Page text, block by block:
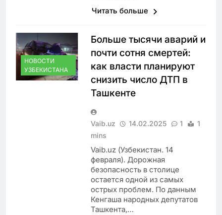
Читать больше
НОВОСТИ
УЗБЕКИСТАНА
Больше тысячи аварий и
почти сотня смертей:
как власти планируют
снизить число ДТП в
Ташкенте
Vaib.uz 14.02.2025 1
1
mins
Vaib.uz (Узбекистан. 14
февраля). Дорожная
безопасность в столице
остается одной из самых
острых проблем. По данным
Кенгаша народных депутатов
Ташкента,…